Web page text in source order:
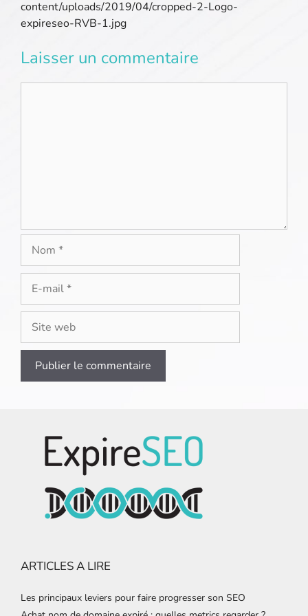
content/uploads/2019/04/cropped-2-Logo-
expireseo-RVB-1.jpg
Laisser un commentaire
Nom
mail
Site
web
ARTICLES A LIRE
Les principaux leviers pour faire progresser son SEO